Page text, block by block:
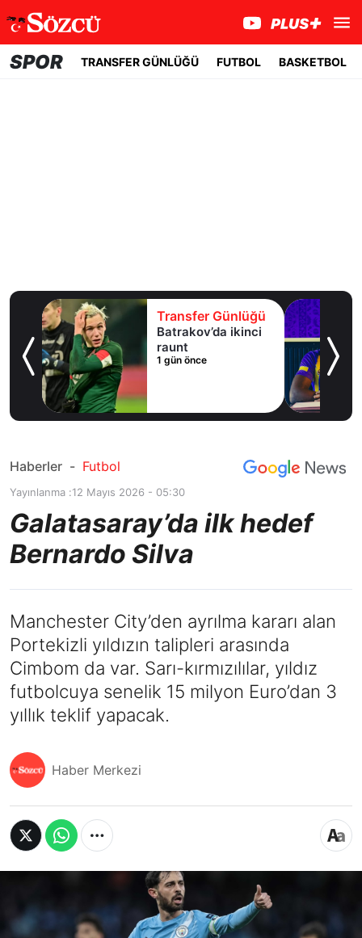
SPOR TRANSFER GÜNLÜĞÜ FUTBOL BASKETBOL
Transfer Günlüğü
Batrakov’da ikinci
raunt
1 gün önce
Haberler - Futbol
Yayınlanma :12 Mayıs 2026 - 05:30
Galatasaray’da ilk hedef
Bernardo Silva
Manchester City’den ayrılma kararı alan
Portekizli yıldızın talipleri arasında
Cimbom da var. Sarı-kırmızılılar, yıldız
futbolcuya senelik 15 milyon Euro’dan 3
yıllık teklif yapacak.
Haber Merkezi